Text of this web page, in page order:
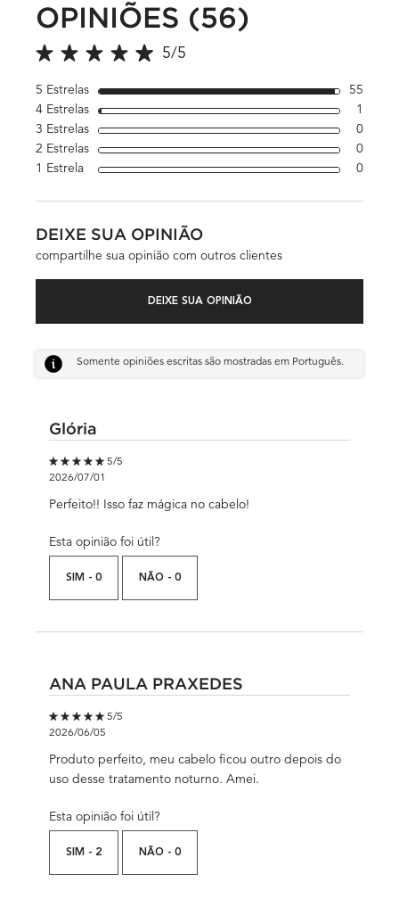
PDP Avaliações
OPINIÕES (56)
5 out of 5 stars. 5/5
5 Estrelas 55
4 Estrelas
1
3 Estrelas
0
2 Estrelas
0
1 Estrela
0
DEIXE SUA OPINIÃO
compartilhe sua opinião com outros clientes
DEIXE SUA OPINIÃO
Somente opiniões escritas são mostradas em Português.
Glória
5 out of 5 stars.
5/5
2026/07/01
Perfeito!! Isso faz mágica no cabelo!
Esta opinião foi útil?
SIM - 0 NÃO - 0
ANA PAULA PRAXEDES
5 out of 5 stars.
5/5
2026/06/05
Produto perfeito, meu cabelo ficou outro depois do
uso desse tratamento noturno. Amei.
Esta opinião foi útil?
SIM - 2 NÃO - 0